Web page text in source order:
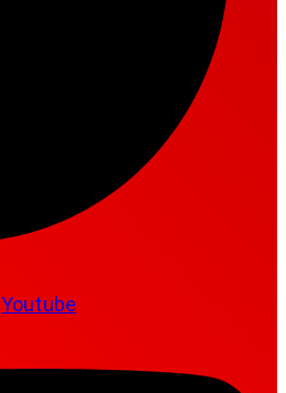
Youtube